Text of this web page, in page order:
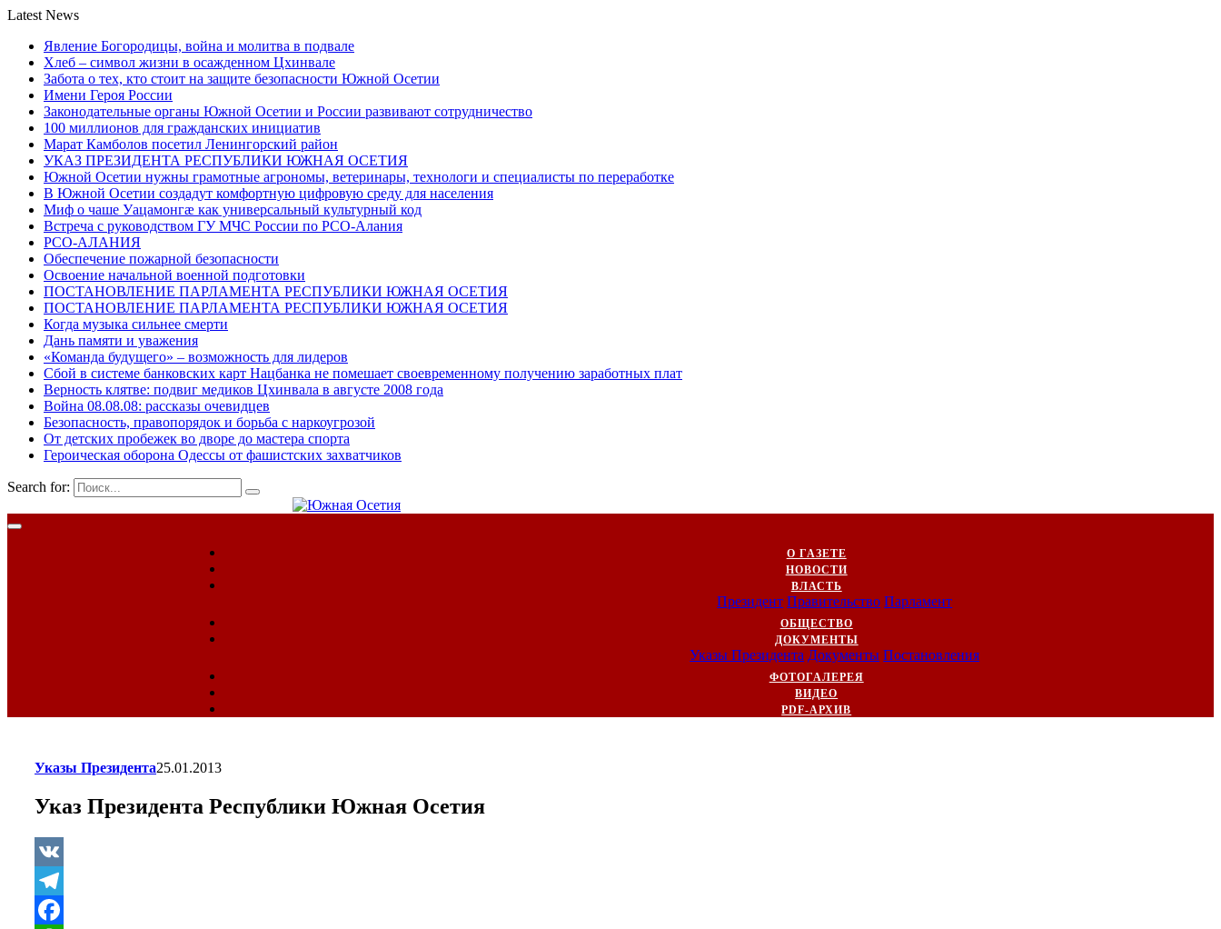
Latest News
Явление Богородицы, война и молитва в подвале
Хлеб – символ жизни в осажденном Цхинвале
Забота о тех, кто стоит на защите безопасности Южной Осетии
Имени Героя России
Законодательные органы Южной Осетии и России развивают сотрудничество
100 миллионов для гражданских инициатив
Марат Камболов посетил Ленингорский район
УКАЗ ПРЕЗИДЕНТА РЕСПУБЛИКИ ЮЖНАЯ ОСЕТИЯ
Южной Осетии нужны грамотные агрономы, ветеринары, технологи и специалисты по переработке
В Южной Осетии создадут комфортную цифровую среду для населения
Миф о чаше Уацамонгæ как универсальный культурный код
Встреча с руководством ГУ МЧС России по РСО-Алания
РСО-АЛАНИЯ
Обеспечение пожарной безопасности
Освоение начальной военной подготовки
ПОСТАНОВЛЕНИЕ ПАРЛАМЕНТА РЕСПУБЛИКИ ЮЖНАЯ ОСЕТИЯ
ПОСТАНОВЛЕНИЕ ПАРЛАМЕНТА РЕСПУБЛИКИ ЮЖНАЯ ОСЕТИЯ
Когда музыка сильнее смерти
Дань памяти и уважения
«Команда будущего» – возможность для лидеров
Сбой в системе банковских карт Нацбанка не помешает своевременному получению заработных плат
Верность клятве: подвиг медиков Цхинвала в августе 2008 года
Война 08.08.08: рассказы очевидцев
Безопасность, правопорядок и борьба с наркоугрозой
От детских пробежек во дворе до мастера спорта
Героическая оборона Одессы от фашистских захватчиков
Search for:
О ГАЗЕТЕ
НОВОСТИ
ВЛАСТЬ
Президент Правительство Парламент
ОБЩЕСТВО
ДОКУМЕНТЫ
Указы Президента Документы Постановления
ФОТОГАЛЕРЕЯ
ВИДЕО
PDF-АРХИВ
Указы Президента25.01.2013
Указ Президента Республики Южная Осетия
VK
Telegram